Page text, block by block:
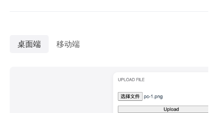
桌面端 移动端